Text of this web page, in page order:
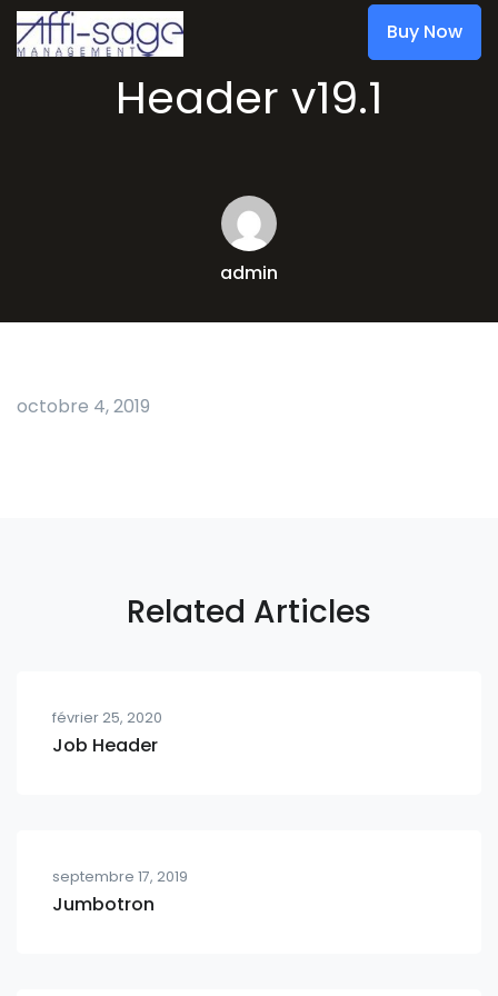
Header v19.1
admin
octobre 4, 2019
Buy Now
Related Articles
février 25, 2020
Job Header
septembre 17, 2019
Jumbotron